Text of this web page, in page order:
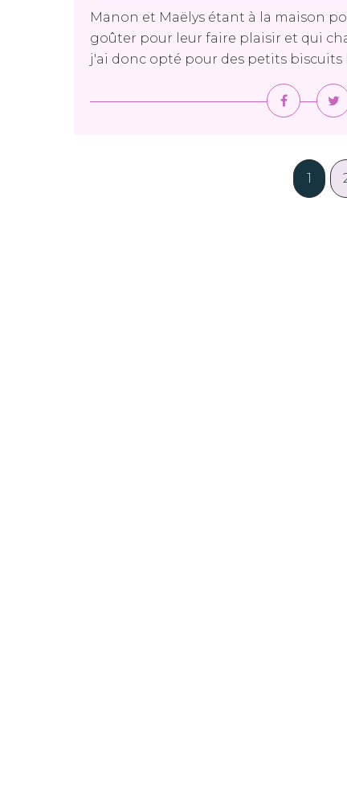
Manon et Maëlys étant à la maison
goûter pour leur faire plaisir et qui
j'ai donc opté pour des petits
1